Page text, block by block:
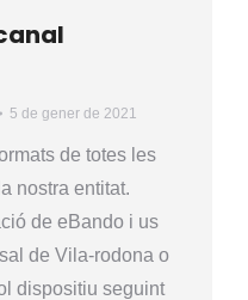
5 de gener de 2021
de totes les
nostra entitat.
de eBando i us
de Vila-rodona o
dispositiu seguint